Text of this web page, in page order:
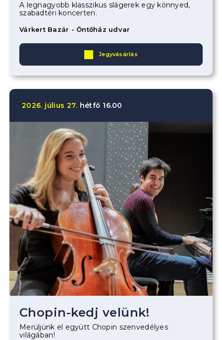
A legnagyobb klasszikus slágerek egy könnyed,
szabadtéri koncerten.
Várkert Bazár - Öntőház udvar
Jegyvásárlás
2026. július 27. hétfő 16.00
Chopin-kedj velünk!
Merüljünk el együtt Chopin szenvedélyes
világában!